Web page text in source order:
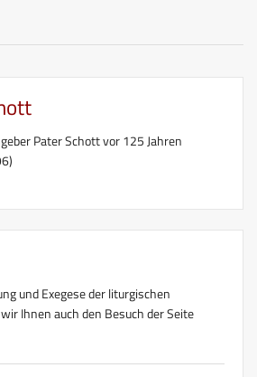
Pater Schott vor 125 Jahren
und Exegese der liturgischen
Ihnen auch den Besuch der Seite